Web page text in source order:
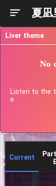
夏
Current
Liver theme
No
Listen to the
e